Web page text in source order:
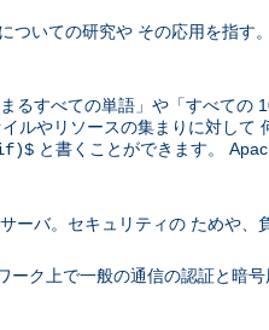
いての研究や その応用を指す
るすべての単語」や「すべて
ルやリソースの集まりに対し
と書くことができます。
サーバ。セキュリティの ためや、
ク上で一般の通信の認証と暗